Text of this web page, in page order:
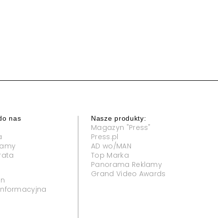
nas Nasze produkty:
Magazyn "Press"
Press.pl
AD wo/MAN
Top Marka
Panorama Reklamy
Grand Video Awards